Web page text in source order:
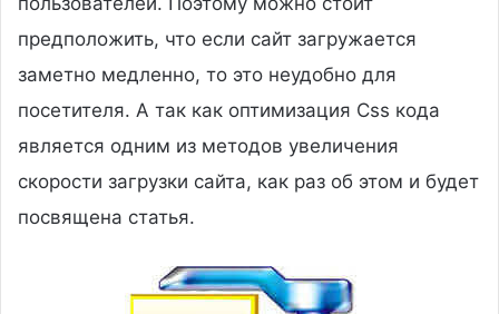
предположить, что если сайт загружается
заметно медленно, то это неудобно для
посетителя. А так как оптимизация Css кода
является одним из методов увеличения
скорости загрузки сайта, как раз об этом и будет
посвящена статья.